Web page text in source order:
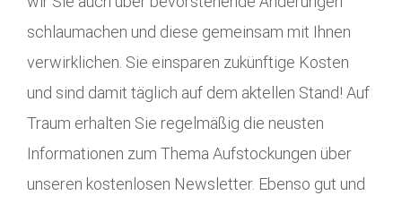
schlaumachen und diese gemeinsam mit Ihnen
verwirklichen. Sie einsparen zukünftige Kosten
und sind damit täglich auf dem aktellen Stand! Auf
Traum erhalten Sie regelmäßig die neusten
Informationen zum Thema Aufstockungen über
unseren kostenlosen Newsletter. Ebenso gut und